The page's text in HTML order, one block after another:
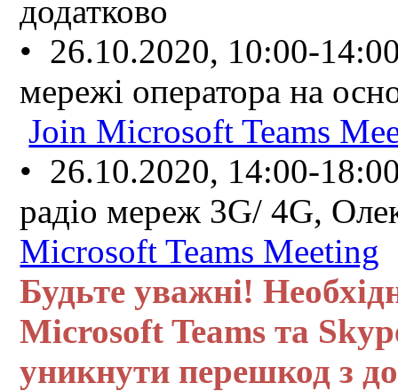
додатково
• 26.10.2020, 10:00-
мережі оператора на
Join Microsoft Teams
• 26.10.2020, 14:00-
радіо мереж 3G/ 4G,
Microsoft Teams Meeting
Будьте уважні!
Microsoft Teams та
уникнути перешкод з